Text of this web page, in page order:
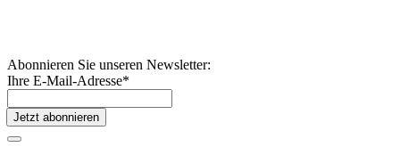
Abonnieren Sie unseren Newsletter:
Ihre E-Mail-Adresse*
Jetzt abonnieren